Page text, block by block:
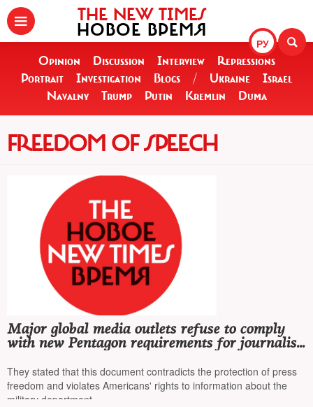
РУ
THE NEW TIMES
НОВОЕ ВРЕМЯ
Opinion Discussion Interview
Repressions
Portrait
Investigation Blogs / Ukraine
Israel
Navalny
Trump Putin Kremlin Duma
FREEDOM OF SPEECH
Major global media outlets refuse to comply
with new Pentagon requirements for journalist
They stated that this document contradicts the protection of press
freedom and violates Americans' rights to information about the
military department